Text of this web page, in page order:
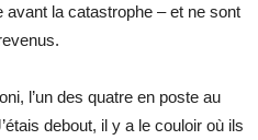
avant la catastrophe – et ne sont
l’un des quatre en poste au
debout, il y a le couloir où ils